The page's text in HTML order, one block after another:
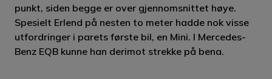
punkt, siden begge er over gjennomsnittet høye.
Spesielt Erlend på nesten to meter hadde nok visse
utfordringer i parets første bil, en Mini. I Mercedes-
Benz EQB kunne han derimot strekke på bena.